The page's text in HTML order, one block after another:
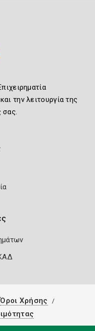
την λειτουργία της
σας.
Όροι Χρήσης